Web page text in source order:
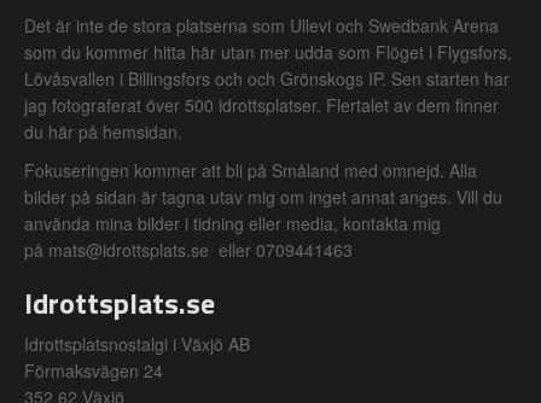
Det är inte de stora platserna som Ullevi och Swedbank Arena
som du kommer hitta här utan mer udda som Flöget i Flygsfors,
Lövåsvallen i Billingsfors och och Grönskogs IP. Sen starten har
jag fotograferat över 500 idrottsplatser. Flertalet av dem finner
du här på hemsidan.
Fokuseringen kommer att bli på Småland med omnejd. Alla
bilder på sidan är tagna utav mig om inget annat anges. Vill du
använda mina bilder i tidning eller media, kontakta mig
på mats@idrottsplats.se eller 0709441463
Idrottsplats.se
Idrottsplatsnostalgi i Växjö AB
Förmaksvägen 24
352 62 Växjö